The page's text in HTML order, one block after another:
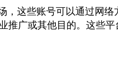
这些账号可以通过网络
推广或其他目的。这些平